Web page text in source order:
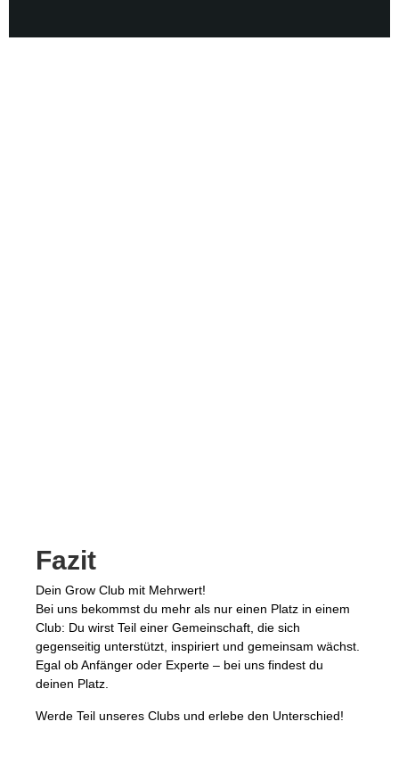
Fazit
Dein Grow Club mit Mehrwert!
Bei uns bekommst du mehr als nur einen Platz in einem
Club: Du wirst Teil einer Gemeinschaft, die sich
gegenseitig unterstützt, inspiriert und gemeinsam wächst.
Egal ob Anfänger oder Experte – bei uns findest du
deinen Platz.
Werde Teil unseres Clubs und erlebe den Unterschied!